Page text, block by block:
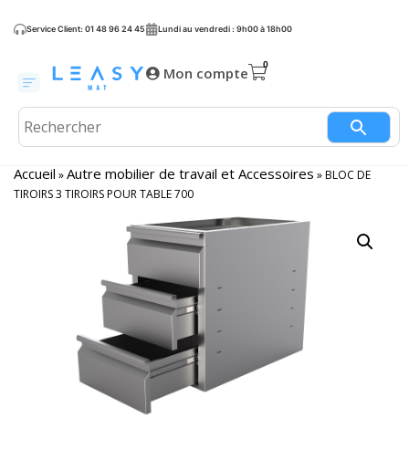
Service Client: 01 48 96 24 45 Lundi au vendredi : 9h00 à 18h00
Mon compte
Accueil »Autre mobilier de travail et Accessoires »BLOC DE
TIROIRS 3 TIROIRS POUR TABLE 700